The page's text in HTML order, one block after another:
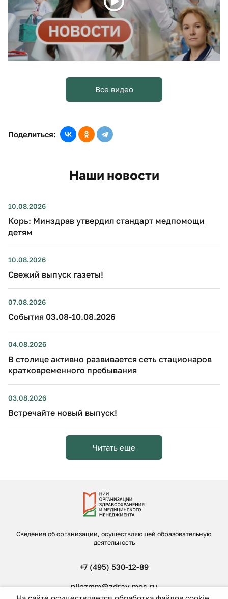
Все видео
Поделиться:
Наши новости
10.08.2026
Корь: Минздрав утвердил стандарт медпомощи
детям
10.08.2026
Свежий выпуск газеты!
07.08.2026
События 03.08-10.08.2026
04.08.2026
В столице активно развивается сеть стационаров
кратковременного пребывания
03.08.2026
Встречайте новый выпуск!
Читать еще
Сведения об организации, осуществляющей образовательную
деятельность
+7 (495) 530-12-89
niiozmm@zdrav.mos.ru